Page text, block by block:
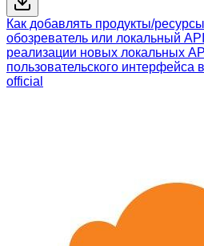
Как добавлять продукты/
обозреватель или локальный
реализации новых локальных
пользовательского интерфейса
official